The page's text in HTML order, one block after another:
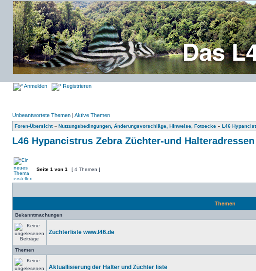
Anmelden Registrieren
Unbeantwortete Themen | Aktive Themen
Foren-Übersicht» Nutzungsbedingungen, Änderungsvorschläge, Hinweise, Fotoecke » L46
L46 Hypancistrus Zebra Züchter-und Halteradressen
Seite 1 von 1 [ 4 Themen ]
Themen
Bekanntmachungen
Züchterliste www.l46.de
Themen
Aktuallisierung der Halter und Züchter liste